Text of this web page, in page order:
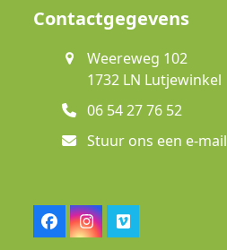
Contactgegevens
Weereweg 102
1732 LN Lutjewinkel
06 54 27 76 52
Stuur ons een e-mail
FacebookInstagram
Vimeo